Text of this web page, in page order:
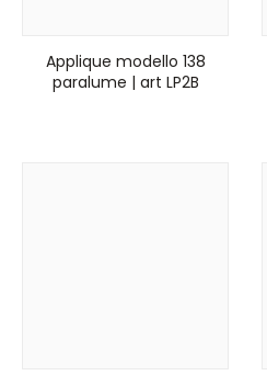
Applique modello 138
paralume | art LP2B